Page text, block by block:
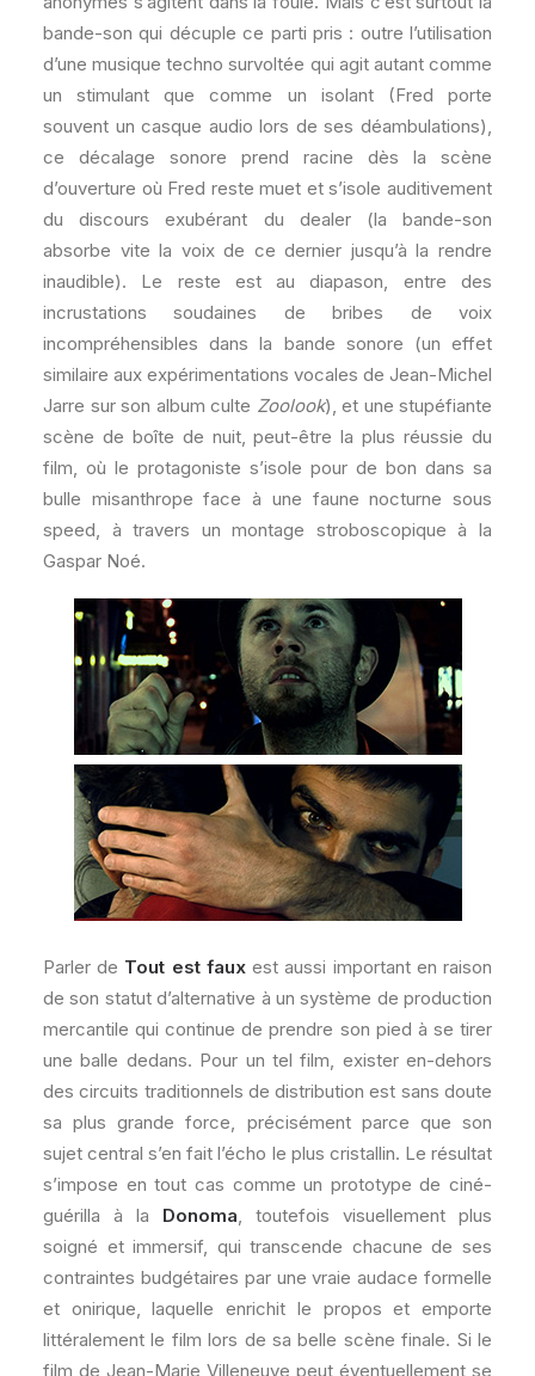
bande-son qui décuple ce parti pris : outre l’utilisation
d’une musique techno survoltée qui agit autant comme
un stimulant que comme un isolant (Fred porte
souvent un casque audio lors de ses déambulations),
ce décalage sonore prend racine dès la scène
d’ouverture où Fred reste muet et s’isole auditivement
du discours exubérant du dealer (la bande-son
absorbe vite la voix de ce dernier jusqu’à la rendre
inaudible). Le reste est au diapason, entre des
incrustations soudaines de bribes de voix
incompréhensibles dans la bande sonore (un effet
similaire aux expérimentations vocales de Jean-Michel
Jarre sur son album culte Zoolook), et une stupéfiante
scène de boîte de nuit, peut-être la plus réussie du
film, où le protagoniste s’isole pour de bon dans sa
bulle misanthrope face à une faune nocturne sous
speed, à travers un montage stroboscopique à la
Gaspar Noé.
Parler de Tout est fauxest aussi important en raison
de son statut d’alternative à un système de production
mercantile qui continue de prendre son pied à se tirer
une balle dedans. Pour un tel film, exister en-dehors
des circuits traditionnels de distribution est sans doute
sa plus grande force, précisément parce que son
sujet central s’en fait l’écho le plus cristallin. Le résultat
s’impose en tout cas comme un prototype de ciné-
guérilla à la Donoma , toutefois visuellement plus
soigné et immersif, qui transcende chacune de ses
contraintes budgétaires par une vraie audace formelle
et onirique, laquelle enrichit le propos et emporte
littéralement le film lors de sa belle scène finale. Si le
film de Jean-Marie Villeneuve peut éventuellement se